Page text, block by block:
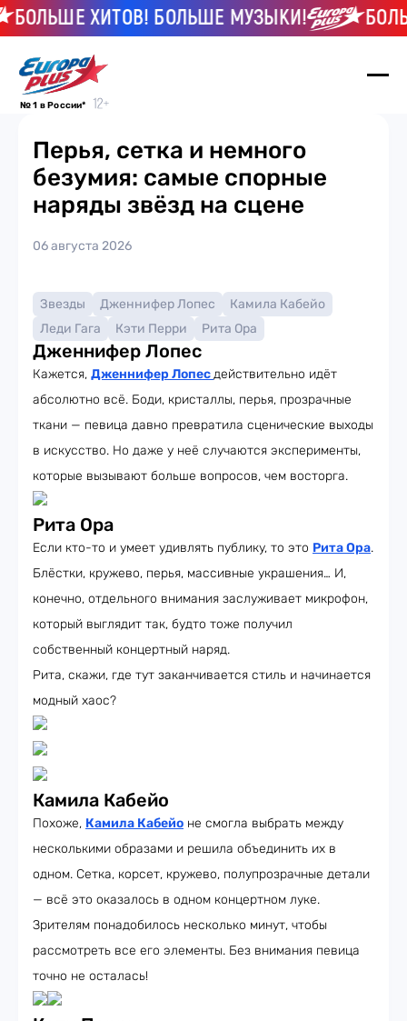
БОЛЬШЕ ХИТОВ! БОЛЬШЕ МУЗЫКИ!
№ 1 в России*
Перья, сетка и немного
безумия: самые спорные
наряды звёзд на сцене
06 августа 2026
Звезды Дженнифер Лопес
Камила Кабейо
Леди Гага
Кэти Перри Рита Ора
Дженнифер Лопес
Кажется, Дженнифер Лопесдействительно идёт
абсолютно всё. Боди, кристаллы, перья, прозрачные
ткани — певица давно превратила сценические выходы
в искусство. Но даже у неё случаются эксперименты,
которые вызывают больше вопросов, чем восторга.
Рита Ора
Если кто-то и умеет удивлять публику, то это Рита Ора.
Блёстки, кружево, перья, массивные украшения… И,
конечно, отдельного внимания заслуживает микрофон,
который выглядит так, будто тоже получил
собственный концертный наряд.
Рита, скажи, где тут заканчивается стиль и начинается
модный хаос?
Камила Кабейо
Похоже, Камила Кабейо не смогла выбрать между
несколькими образами и решила объединить их в
одном. Сетка, корсет, кружево, полупрозрачные детали
— всё это оказалось в одном концертном луке.
Зрителям понадобилось несколько минут, чтобы
рассмотреть все его элементы. Без внимания певица
точно не осталась!